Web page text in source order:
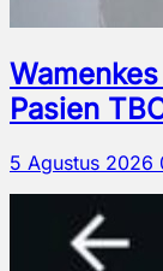
Pasien
5 Agustus 2026